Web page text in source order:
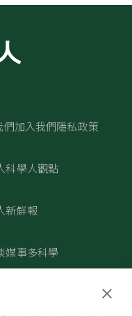
們加入我們隱私政策
科學人觀點
新鮮報
媒事多科學